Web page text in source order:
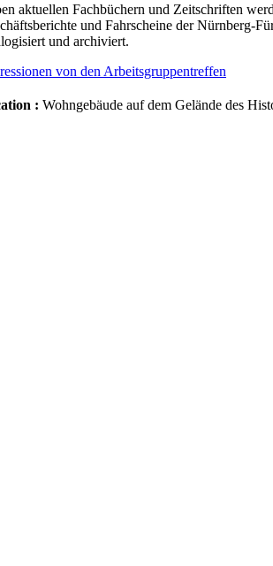
aktuellen Fachbüchern und Zeitschriften
und Fahrscheine der Nürnberg-
und archiviert.
von den Arbeitsgruppentreffen
: Wohngebäude auf dem Gelände des